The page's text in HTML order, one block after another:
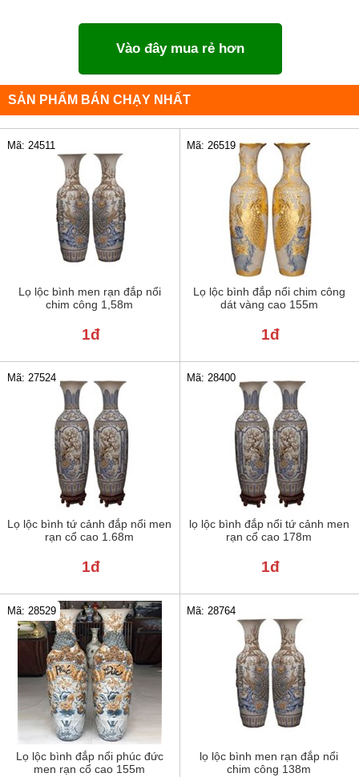
Vào đây mua rẻ hơn
SẢN PHẨM BÁN CHẠY NHẤT
Lọ lộc bình men rạn đắp nổi
chim công 1,58m
Mã: 24511
1đ
Lọ lộc bình đắp nổi chim công
dát vàng cao 155m
Mã: 26519
1đ
Lọ lộc bình tứ cảnh đắp nổi men
rạn cổ cao 1.68m
Mã: 27524
1đ
lọ lộc bình đắp nổi tứ cảnh men
rạn cổ cao 178m
Mã: 28400
1đ
Lọ lộc bình đắp nổi phúc đức
men rạn cổ cao 155m
Mã: 28529
lọ lộc bình men rạn đắp nổi
chim công 138m
Mã: 28764